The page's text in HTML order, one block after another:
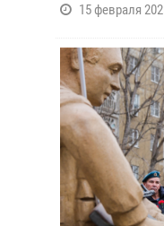
15 февраля